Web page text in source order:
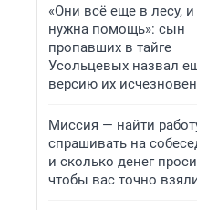
«Они всё еще в лесу,
нужна помощь»: сын
пропавших в тайге
Усольцевых назвал
версию их
Миссия — найти
спрашивать на
и сколько денег
чтобы вас точно